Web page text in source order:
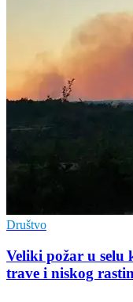
Društvo
Veliki požar u selu
trave i niskog